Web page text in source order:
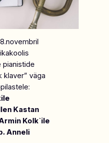
pianistide
klaver” väga
Kastan
Kolk`ile